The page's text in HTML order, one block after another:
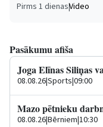
Pirms 1 dienas|Video
Pasākumu afiša
Joga Elīnas Siliņas
08.08.26|Sports|09:00
Mazo pētnieku
08.08.26|Bērniem|10:30